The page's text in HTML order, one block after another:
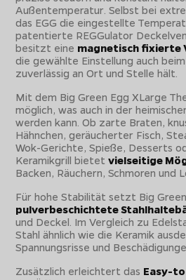
Außentemperatur. Selbst bei
das EGG die eingestellte
patentierte REGGulator
besitzt eine magnetisch fixierte
die gewählte Einstellung auch
zuverlässig an Ort und Stelle hält.
Mit dem Big Green Egg XLarge
möglich, was auch in der
werden kann. Ob zarte Braten,
Hähnchen, geräucherter Fisch,
Wok-Gerichte, Spieße, Desserts
Keramikgrill bietetvielseitige
Backen, Räuchern, Schmoren und
Für hohe Stabilität setzt Big
pulverbeschichtete
und Deckel. Im Vergleich zu
Stahl ähnlich wie die Keramik
Spannungsrisse und
Zusätzlich erleichtert das Easy-